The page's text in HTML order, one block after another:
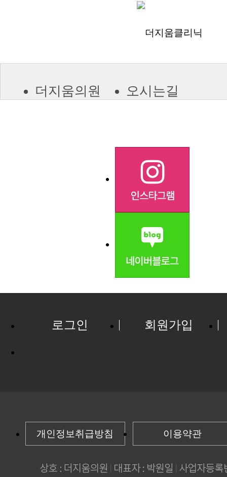
더지움의원 오시는길
로그인 회원가입
개인정보취급방침 이용약관